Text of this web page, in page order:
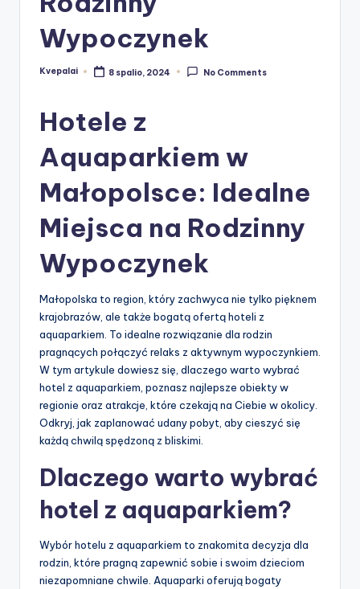
Wypoczynek
Posted
Kvepalai 8 spalio, 2024 No Comments
Hotele z
Aquaparkiem w
Małopolsce: Idealne
Miejsca na Rodzinny
Wypoczynek
Małopolska to region, który zachwyca nie tylko pięknem
krajobrazów, ale także bogatą ofertą hoteli z
aquaparkiem. To idealne rozwiązanie dla rodzin
pragnących połączyć relaks z aktywnym wypoczynkiem.
W tym artykule dowiesz się, dlaczego warto wybrać
hotel z aquaparkiem, poznasz najlepsze obiekty w
regionie oraz atrakcje, które czekają na Ciebie w okolicy.
Odkryj, jak zaplanować udany pobyt, aby cieszyć się
każdą chwilą spędzoną z bliskimi.
Dlaczego warto wybrać
hotel z aquaparkiem?
Wybór hotelu z aquaparkiem to znakomita decyzja dla
rodzin, które pragną zapewnić sobie i swoim dzieciom
niezapomniane chwile. Aquaparki oferują bogaty